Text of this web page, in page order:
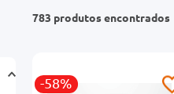
783 produtos
-58%